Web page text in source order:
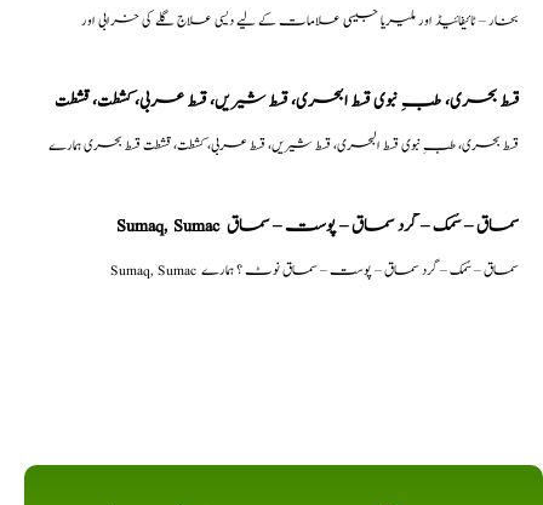
بخار – ٹائیفائیڈ اور ملیریا جیسی علامات کے لیے دیسی علاج گلے کی خرابی اور
قسط بحری، طبِ نبوی قسط البحری، قسط شیریں، قسط عربی، كشطت، قشطت
قسط بحری، طبِ نبوی قسط البحری، قسط شیریں، قسط عربی، كشطت، قشطت قسط بحری ہمارے
Sumaq, Sumac سماق – سُمک – گرد سماق – پوست – سماق
Sumaq, Sumac سماق – سُمک – گرد سماق – پوست – سماق نوٹ ؟ ہمارے